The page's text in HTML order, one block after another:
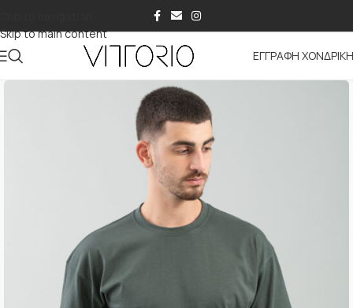
Skip to main content
ΕΓΓΡΑΦΗ